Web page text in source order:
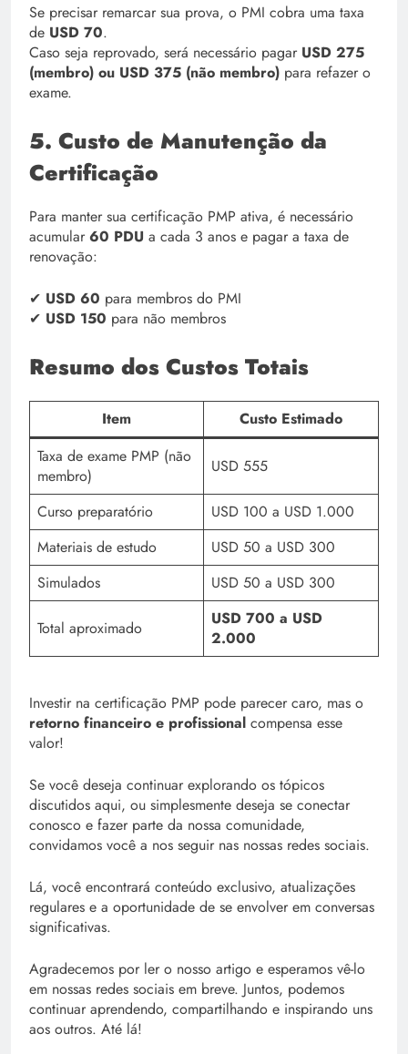
Se precisar remarcar sua prova, o PMI cobra uma taxa
de USD 70.
Caso seja reprovado, será necessário pagar USD 275
(membro) ou USD 375 (não membro) para refazer o
exame.
5. Custo de Manutenção da
Certificação
Para manter sua certificação PMP ativa, é necessário
acumular 60 PDU a cada 3 anos e pagar a taxa de
renovação:
✔ USD 60 para membros do PMI
✔ USD 150 para não membros
Resumo dos Custos Totais
Item
Custo Estimado
Taxa de exame PMP (não
membro)
USD 555
Curso preparatório
USD 100 a USD 1.000
Materiais de estudo
USD 50 a USD 300
Simulados
USD 50 a USD 300
Total aproximado
USD 700 a USD
2.000
Investir na certificação PMP pode parecer caro, mas o
retorno financeiro e profissional compensa esse
valor!
Se você deseja continuar explorando os tópicos
discutidos aqui, ou simplesmente deseja se conectar
conosco e fazer parte da nossa comunidade,
convidamos você a nos seguir nas nossas redes sociais.
Lá, você encontrará conteúdo exclusivo, atualizações
regulares e a oportunidade de se envolver em conversas
significativas.
Agradecemos por ler o nosso artigo e esperamos vê-lo
em nossas redes sociais em breve. Juntos, podemos
continuar aprendendo, compartilhando e inspirando uns
aos outros. Até lá!